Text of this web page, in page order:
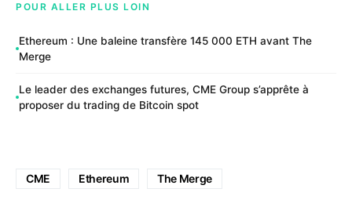
POUR ALLER PLUS LOIN
Ethereum : Une baleine transfère 145 000 ETH avant The
Merge
Le leader des exchanges futures, CME Group s’apprête à
proposer du trading de Bitcoin spot
CME Ethereum The Merge